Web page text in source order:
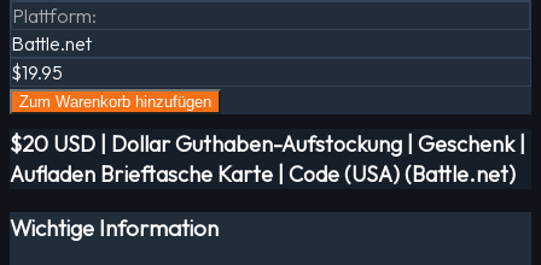
Plattform:
Battle.net
$19.95
Zum Warenkorb hinzufügen
$20 USD | Dollar Guthaben-Aufstockung | Geschenk |
Aufladen Brieftasche Karte | Code (USA) (Battle.net)
Wichtige Information